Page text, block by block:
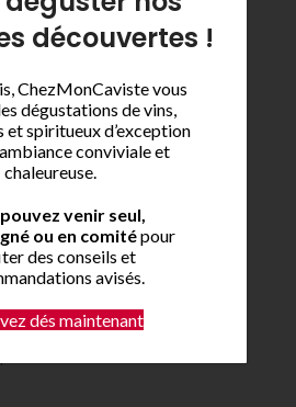
et de fraîcheur. La bouche est
souples et une finale
des grillades, des
Il peut également être
digestif.
noir
découvertes !
ChezMonCaviste vous
dégustations de vins,
et spiritueux d’exception
conviviale et
chaleureuse.
venir seul,
ou en comitépour
des conseils et
avisés.
dés maintenant